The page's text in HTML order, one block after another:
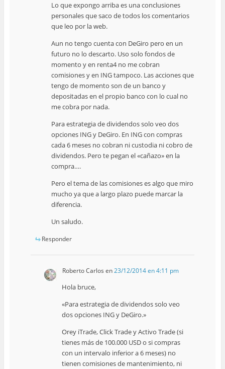
Lo que expongo arriba es una conclusiones
personales que saco de todos los comentarios
que leo por la web.
Aun no tengo cuenta con DeGiro pero en un
futuro no lo descarto. Uso solo fondos de
momento y en renta4 no me cobran
comisiones y en ING tampoco. Las acciones que
tengo de momento son de un banco y
depositadas en el propio banco con lo cual no
me cobra por nada.
Para estrategia de dividendos solo veo dos
opciones ING y DeGiro. En ING con compras
cada 6 meses no cobran ni custodia ni cobro de
dividendos. Pero te pegan el «cañazo» en la
compra….
Pero el tema de las comisiones es algo que miro
mucho ya que a largo plazo puede marcar la
diferencia.
Un saludo.
Responder
Roberto Carlos en23/12/2014 en 4:11 pm
Hola bruce,
«Para estrategia de dividendos solo veo
dos opciones ING y DeGiro.»
Orey iTrade, Click Trade y Activo Trade (si
tienes más de 100.000 USD o si compras
con un intervalo inferior a 6 meses) no
tienen comisiones de mantenimiento, ni